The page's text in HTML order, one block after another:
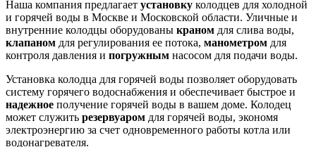
Наша компания предлагает установку колодцев для холодной
и горячей воды в Москве и Московской области. Уличные и
внутренние колодцы оборудованы краном для слива воды,
клапаном для регулирования ее потока, манометром для
контроля давления и погружным насосом для подачи воды.
Установка колодца для горячей воды позволяет оборудовать
систему горячего водоснабжения и обеспечивает быстрое и
надежное получение горячей воды в вашем доме. Колодец
может служить резервуаром для горячей воды, экономя
электроэнергию за счет одновременного работы котла или
водонагревателя.